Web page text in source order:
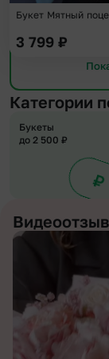
Букет Мятный
3 799 ₽
Категории
Букеты
до 2 500 ₽